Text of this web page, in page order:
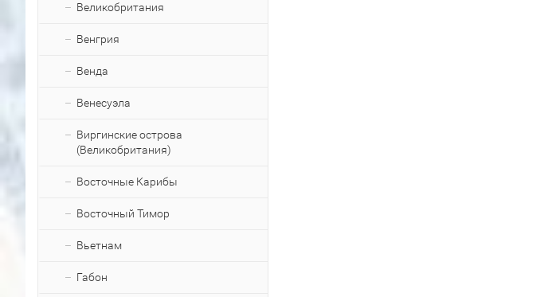
Великобритания
Венгрия
Венда
Венесуэла
Виргинские острова
(Великобритания)
Восточные Карибы
Восточный Тимор
Вьетнам
Габон